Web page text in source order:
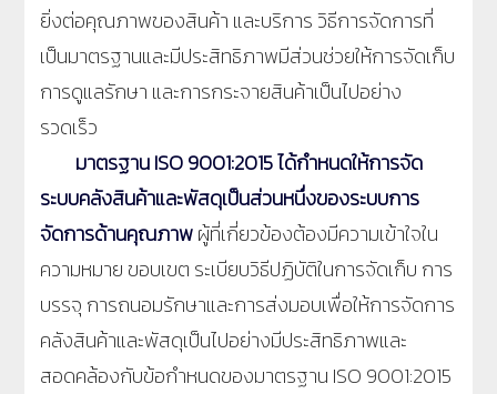
ยิ่งต่อคุณภาพของสินค้า และบริการ วิธีการจัดการที่
เป็นมาตรฐานและมีประสิทธิภาพมีส่วนช่วยให้การจัดเก็บ
การดูแลรักษา และการกระจายสินค้าเป็นไปอย่าง
รวดเร็ว
มาตรฐาน ISO 9001:2015 ได้กำหนดให้การจัด
ระบบคลังสินค้าและพัสดุเป็นส่วนหนึ่งของระบบการ
จัดการด้านคุณภาพผู้ที่เกี่ยวข้องต้องมีความเข้าใจใน
ความหมาย ขอบเขต ระเบียบวิธีปฏิบัติในการจัดเก็บ การ
บรรจุ การถนอมรักษาและการส่งมอบเพื่อให้การจัดการ
คลังสินค้าและพัสดุเป็นไปอย่างมีประสิทธิภาพและ
สอดคล้องกับข้อกำหนดของมาตรฐาน ISO 9001:2015